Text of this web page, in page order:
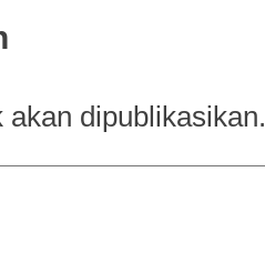
dipublikasikan.